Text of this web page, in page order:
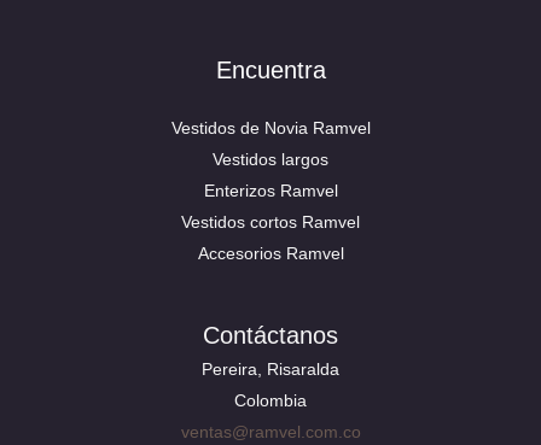
Encuentra
Vestidos de Novia Ramvel
Vestidos largos
Enterizos Ramvel
Vestidos cortos Ramvel
Accesorios Ramvel
Contáctanos
Pereira, Risaralda
Colombia
ventas@ramvel.com.co